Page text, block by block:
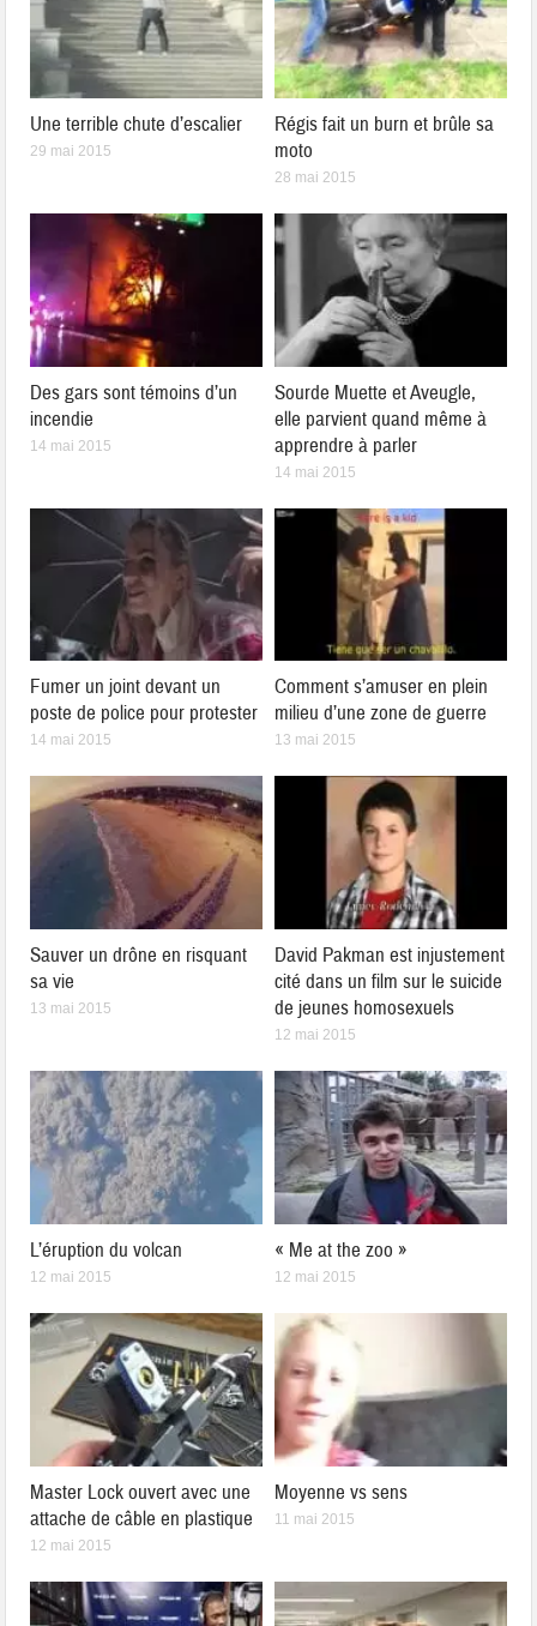
Une terrible chute d’escalier
29 mai 2015
Régis fait un burn et brûle sa
moto
28 mai 2015
Des gars sont témoins d’un
incendie
14 mai 2015
Sourde Muette et Aveugle,
elle parvient quand même à
apprendre à parler
14 mai 2015
Fumer un joint devant un
poste de police pour protester
14 mai 2015
Comment s’amuser en plein
milieu d’une zone de guerre
13 mai 2015
Sauver un drône en risquant
sa vie
13 mai 2015
David Pakman est injustement
cité dans un film sur le suicide
de jeunes homosexuels
12 mai 2015
L’éruption du volcan
12 mai 2015
« Me at the zoo »
12 mai 2015
Master Lock ouvert avec une
attache de câble en plastique
12 mai 2015
Moyenne vs sens
11 mai 2015